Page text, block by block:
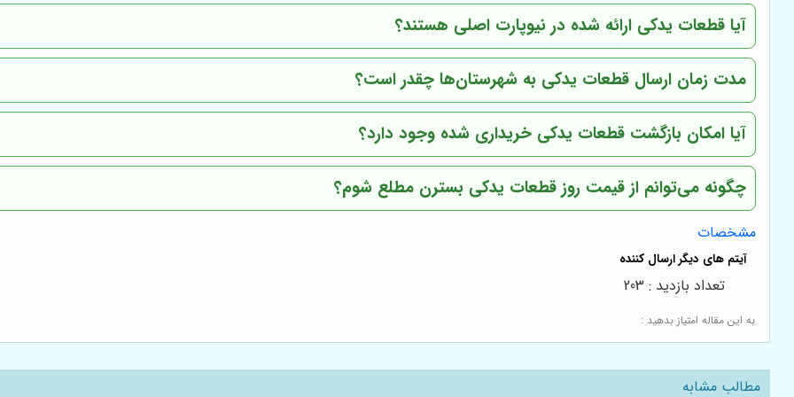
آیا قطعات یدکی ارائه شده در نیوپارت اصلی هستند؟
مدت زمان ارسال قطعات یدکی به شهرستان‌ها چقدر است؟
آیا امکان بازگشت قطعات یدکی خریداری شده وجود دارد؟
چگونه می‌توانم از قیمت روز قطعات یدکی بسترن مطلع شوم؟
مشخصات
به این مقاله امتیاز بدهید :
تعداد بازدید : 203
مطالب مشابه